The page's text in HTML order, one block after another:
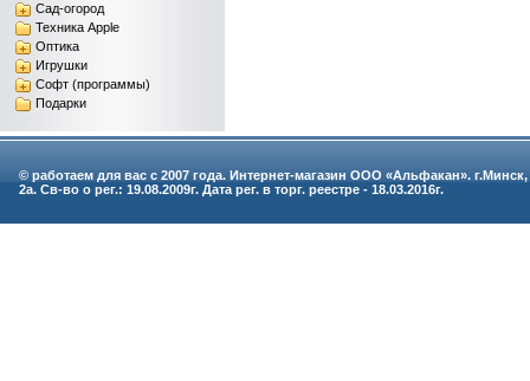
Сад-огород
Техника Apple
Оптика
Игрушки
Софт (программы)
Подарки
© работаем для вас с 2007 года. Интернет-магазин ООО «Альфакан».
2а. Св-во о рег.: 19.08.2009г. Дата рег. в торг. реестре - 18.03.2016г.